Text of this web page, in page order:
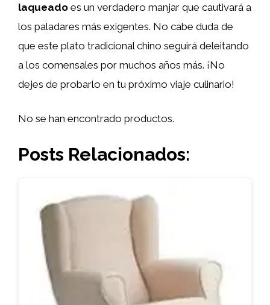
laqueado es un verdadero manjar que cautivará a
los paladares más exigentes. No cabe duda de
que este plato tradicional chino seguirá deleitando
a los comensales por muchos años más. ¡No
dejes de probarlo en tu próximo viaje culinario!
No se han encontrado productos.
Posts Relacionados: